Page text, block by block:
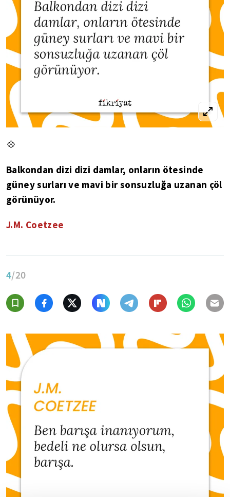
💠
Balkondan dizi dizi damlar, onların ötesinde
güney surları ve mavi bir sonsuzluğa uzanan çöl
görünüyor.
J.M. Coetzee
4/20